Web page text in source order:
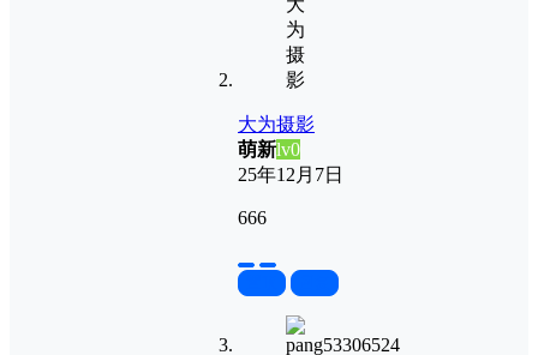
大为摄影
萌新lv0
25年12月7日
666